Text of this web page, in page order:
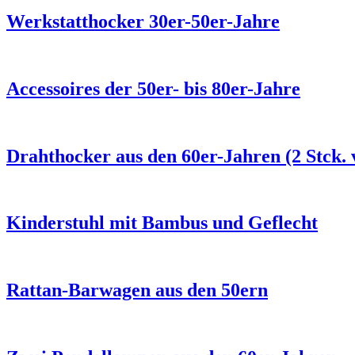
Werkstatthocker 30er-50er-Jahre
Accessoires der 50er- bis 80er-Jahre
Drahthocker aus den 60er-Jahren (2 Stck.
Kinderstuhl mit Bambus und Geflecht
Rattan-Barwagen aus den 50ern